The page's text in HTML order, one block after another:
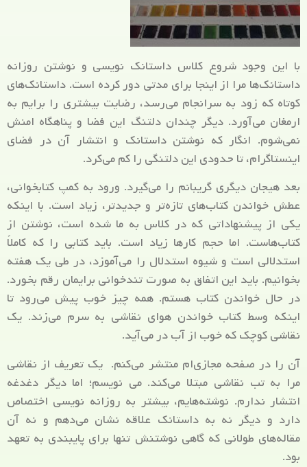
با این وجود شروع کلاس داستانک نویسی و نوشتن روزانه
داستانک‌ها مرا از اینجا برای مدتی دور کرده است. داستانک‌های
کوتاه که زود به سرانجام می‌رسد، رضایت بیشتری را برایم به
ارمغان می‌آورد. دیگر چندان دلتنگ این فضا و پناهگاه امنش
نمی‌شوم. انگار که نوشتن داستانک و انتشار آن در فضای
اینستاگرام، تا حدودی این دلتنگی را کم می‌کرد.
بعد هیجان دیگری گریبانم را می‌گیرد. ورود به کمپ کتابخوانی،
عطش خواندن کتاب‌های تازه‌تر و جدیدتر، زیاد است. با اینکه
یکی از پیشنهاداتی که در کلاس به ما شده است، نوشتن از
کتاب‌هاست. اما حجم کارها زیاد است. باید کتابی را که کاملاً
استدلالی است و شیوه استدلال را می‌آموزد، در طی یک هفته
بخوانیم. باید این اتفاق به صورت تندخوانی برایمان رقم بخورد.
در حال خواندن کتاب هستم. همه چیز خوب پیش می‌رود تا
اینکه وسط کتاب خواندن هوای نقاشی به سرم می‌زند. یک
نقاشی کوچک که خوب از آب در می‌آید.
آن را در صفحه مجازی‌ام منتشر می‌کنم. یک تعریف از نقاشی
مرا به تب نقاشی مبتلا می‌کند. می نویسم؛ اما دیگر دغدغه
انتشار ندارم. نوشته‌هایم، بیشتر به روزانه نویسی اختصاص
دارد و دیگر نه به داستانک علاقه نشان می‌دهم و نه آن
مقاله‌های طولانی که گاهی نوشتنش تنها برای پایبندی به تعهد
بود.